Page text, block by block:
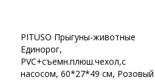
PITUSO Прыгуны-животные
Единорог,
PVC+съемн.плюш.чехол,с
насосом, 60*27*49 см, Розовый